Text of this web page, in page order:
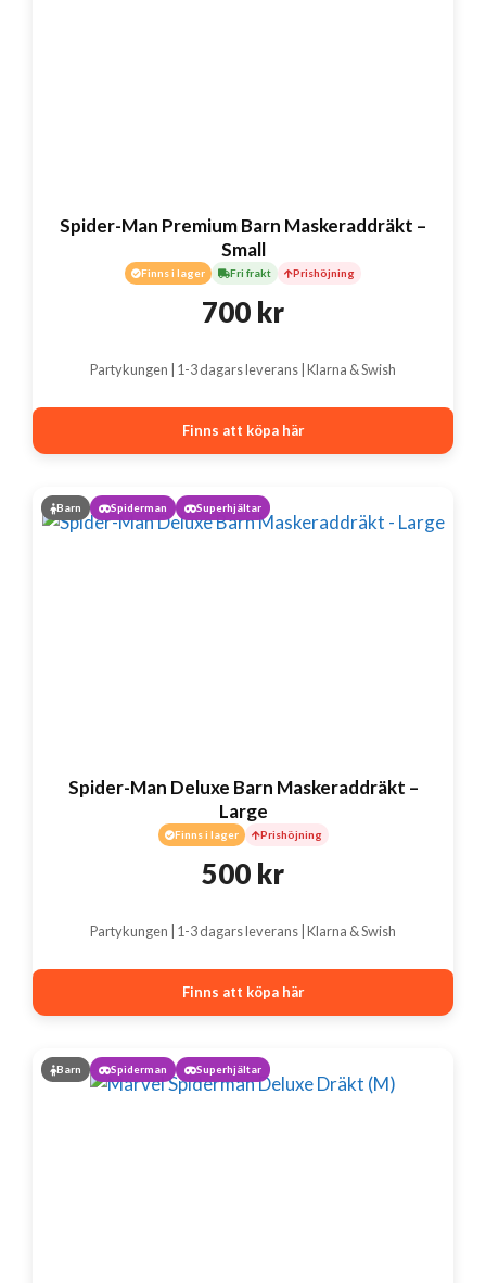
Spider-Man Premium Barn Maskeraddräkt –
Small
Finns i lager Fri frakt Prishöjning
700 kr
Partykungen | 1-3 dagars leverans | Klarna & Swish
Finns att köpa här
Barn Spiderman Superhjältar
Spider-Man Deluxe Barn Maskeraddräkt –
Large
Finns i lager Prishöjning
500 kr
Partykungen | 1-3 dagars leverans | Klarna & Swish
Finns att köpa här
Barn Spiderman Superhjältar